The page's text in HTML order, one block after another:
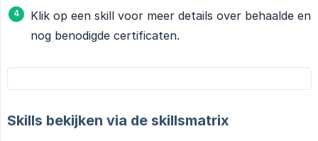
Klik op een skill voor meer details over behaalde en
nog benodigde certificaten.
Skills bekijken via de skillsmatrix